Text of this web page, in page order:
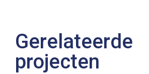
Gerelateerde
projecten